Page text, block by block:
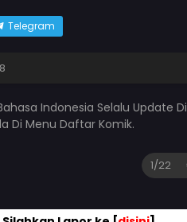
Telegram
Indonesia Selalu Update Di
Di Menu Daftar Komik.